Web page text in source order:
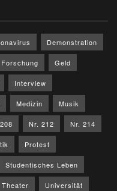
Demonstration
Forschung Geld
Interview
Medizin Musik
Nr. 212 Nr. 214
Protest
Studentisches Leben
Theater Universität